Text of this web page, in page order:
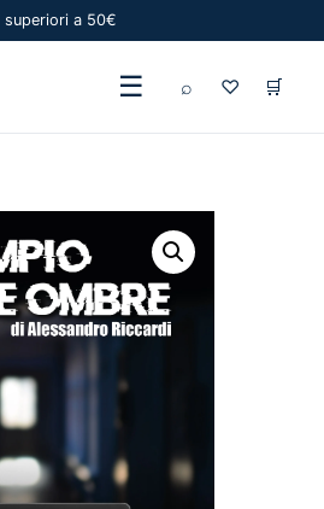
superiori a 50€
☰ ⌕ ♡ 🛒